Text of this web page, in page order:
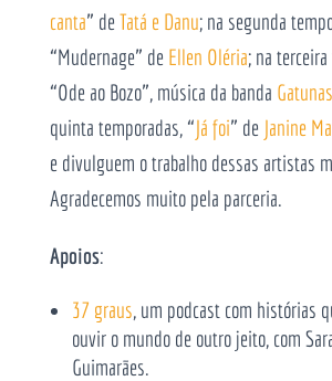
canta” de Tatá e Danu; na segunda
“Mudernage” de Ellen Oléria; na
“Ode ao Bozo”, música da banda Gatunas
quinta temporadas, “Já foi” de Janine
e divulguem o trabalho dessas artistas
Agradecemos muito pela parceria.
Apoios:
37 graus, um podcast com histórias
ouvir o mundo de outro jeito, com
Guimarães.